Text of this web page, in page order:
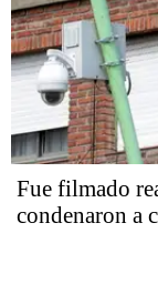
Fue filmado
condenaron a